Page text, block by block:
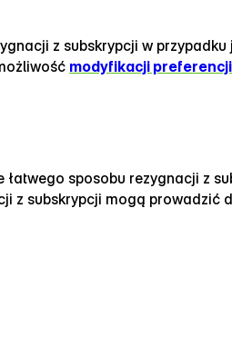
z subskrypcji w
modyfikacji preferencji
sposobu rezygnacji z
z subskrypcji mogą prowadzić